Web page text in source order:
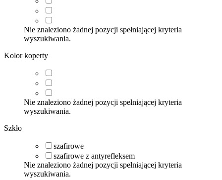
Nie znaleziono żadnej pozycji spełniającej kryteria
wyszukiwania.
Kolor koperty
Nie znaleziono żadnej pozycji spełniającej kryteria
wyszukiwania.
Szkło
szafirowe
szafirowe z antyrefleksem
Nie znaleziono żadnej pozycji spełniającej kryteria
wyszukiwania.